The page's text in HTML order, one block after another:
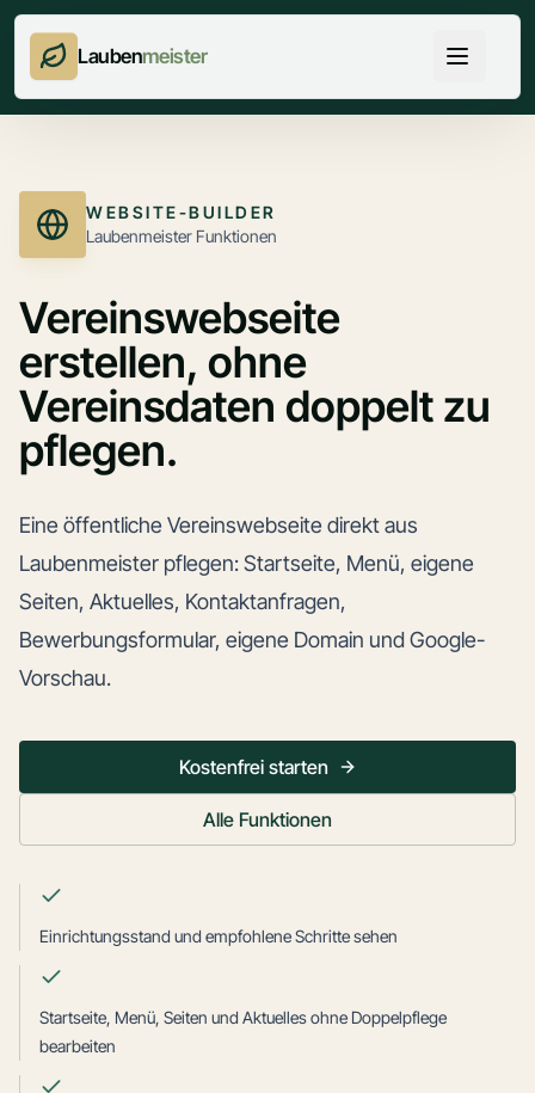
Laubenmeister
WEBSITE-BUILDER
Laubenmeister Funktionen
Vereinswebseite
erstellen, ohne
Vereinsdaten doppelt zu
pflegen.
Eine öffentliche Vereinswebseite direkt aus
Laubenmeister pflegen: Startseite, Menü, eigene
Seiten, Aktuelles, Kontaktanfragen,
Bewerbungsformular, eigene Domain und Google-
Vorschau.
Kostenfrei starten
Alle Funktionen
Einrichtungsstand und empfohlene Schritte sehen
Startseite, Menü, Seiten und Aktuelles ohne Doppelpflege
bearbeiten